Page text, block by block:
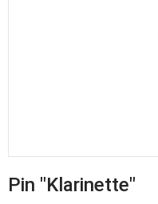
Pin "Klarinette"